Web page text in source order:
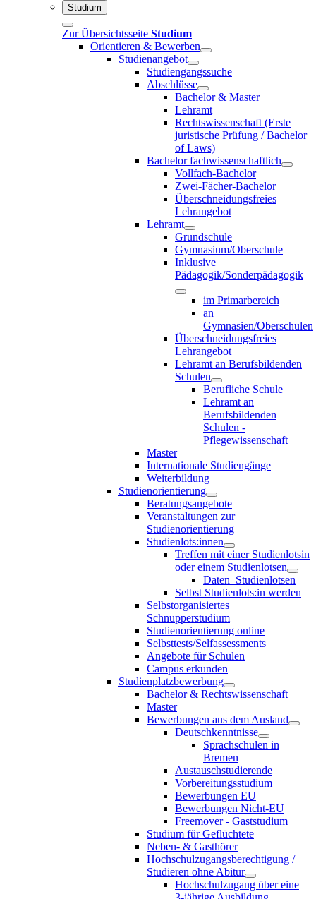
Studium
Zur Übersichtsseite Studium
Orientieren & Bewerben
Studienangebot
Studiengangssuche
Abschlüsse
Bachelor & Master
Lehramt
Rechtswissenschaft (Erste
juristische Prüfung / Bachelor
of Laws)
Bachelor fachwissenschaftlich
Vollfach-Bachelor
Zwei-Fächer-Bachelor
Überschneidungsfreies
Lehrangebot
Lehramt
Grundschule
Gymnasium/Oberschule
Inklusive
Pädagogik/Sonderpädagogik
im Primarbereich
an
Gymnasien/Oberschulen
Überschneidungsfreies
Lehrangebot
Lehramt an Berufsbildenden
Schulen
Berufliche Schule
Lehramt an
Berufsbildenden
Schulen -
Pflegewissenschaft
Master
Internationale Studiengänge
Weiterbildung
Studienorientierung
Beratungsangebote
Veranstaltungen zur
Studienorientierung
Studienlots:innen
Treffen mit einer Studienlotsin
oder einem Studienlotsen
Daten_Studienlotsen
Selbst Studienlots:in werden
Selbstorganisiertes
Schnupperstudium
Studienorientierung online
Selbsttests/Selfassessments
Angebote für Schulen
Campus erkunden
Studienplatzbewerbung
Bachelor & Rechtswissenschaft
Master
Bewerbungen aus dem Ausland
Deutschkenntnisse
Sprachschulen in
Bremen
Austauschstudierende
Vorbereitungsstudium
Bewerbungen EU
Bewerbungen Nicht-EU
Freemover - Gaststudium
Studium für Geflüchtete
Neben- & Gasthörer
Hochschulzugangsberechtigung /
Studieren ohne Abitur
Hochschulzugang über eine